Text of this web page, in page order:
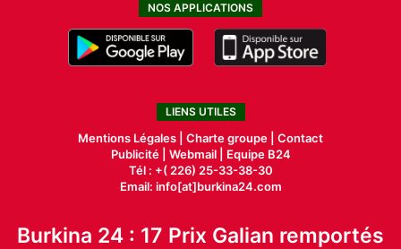
NOS APPLICATIONS
LIENS UTILES
Mentions Légales | Charte groupe | Contact
Publicité| Webmail |
Equipe B24
Tél : +( 226) 25-33-38-30
Email: info[at]burkina24.com
Burkina 24 : 17 Prix Galian remportés